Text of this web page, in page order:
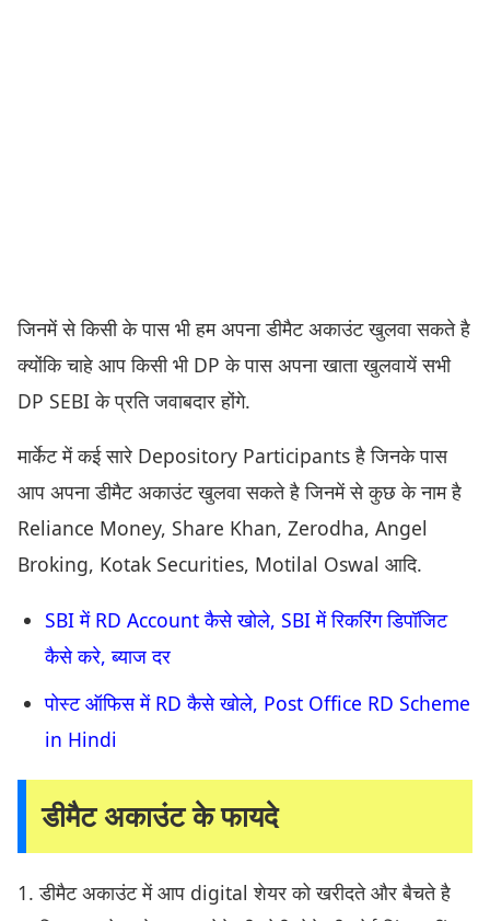
जिनमें से किसी के पास भी हम अपना डीमैट अकाउंट खुलवा सकते है
क्योंकि चाहे आप किसी भी DP के पास अपना खाता खुलवायें सभी
DP SEBI के प्रति जवाबदार होंगे.
मार्केट में कई सारे Depository Participants है जिनके पास
आप अपना डीमैट अकाउंट खुलवा सकते है जिनमें से कुछ के नाम है
Reliance Money, Share Khan, Zerodha, Angel
Broking, Kotak Securities, Motilal Oswal आदि.
SBI में RD Account कैसे खोले, SBI में रिकरिंग डिपॉजिट
कैसे करे, ब्याज दर
पोस्ट ऑफिस में RD कैसे खोले, Post Office RD Scheme
in Hindi
डीमैट अकाउंट के फायदे
1. डीमैट अकाउंट में आप digital शेयर को खरीदते और बैचते है